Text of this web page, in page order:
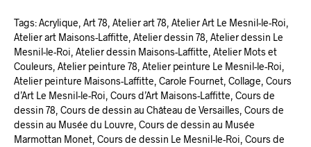
Tags: Acrylique, Art 78, Atelier art 78, Atelier Art Le Mesnil-le-Roi,
Atelier art Maisons-Laffitte, Atelier dessin 78, Atelier dessin Le
Mesnil-le-Roi, Atelier dessin Maisons-Laffitte, Atelier Mots et
Couleurs, Atelier peinture 78, Atelier peinture Le Mesnil-le-Roi,
Atelier peinture Maisons-Laffitte, Carole Fournet, Collage, Cours
d’Art Le Mesnil-le-Roi, Cours d’Art Maisons-Laffitte, Cours de
dessin 78, Cours de dessin au Château de Versailles, Cours de
dessin au Musée du Louvre, Cours de dessin au Musée
Marmottan Monet, Cours de dessin Le Mesnil-le-Roi, Cours de